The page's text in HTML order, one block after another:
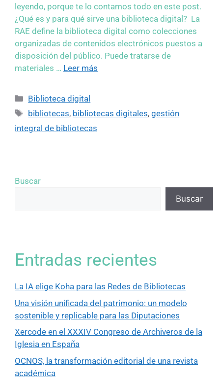
leyendo, porque te lo contamos todo en este post.
¿Qué es y para qué sirve una biblioteca digital? La
RAE define la biblioteca digital como colecciones
organizadas de contenidos electrónicos puestos a
disposición del público. Puede tratarse de
materiales … Leer más
Biblioteca digital
bibliotecas, bibliotecas digitales,gestión
integral de bibliotecas
Buscar
Buscar
Entradas recientes
La IA elige Koha para las Redes de Bibliotecas
Una visión unificada del patrimonio: un modelo
sostenible y replicable para las Diputaciones
Xercode en el XXXIV Congreso de Archiveros de la
Iglesia en España
OCNOS, la transformación editorial de una revista
académica